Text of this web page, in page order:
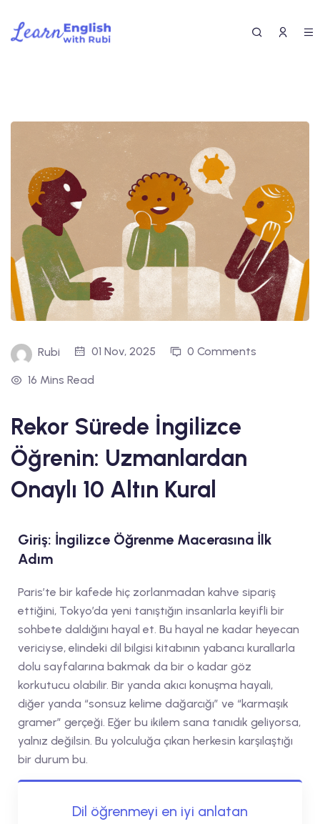
Rubi 01 Nov, 2025 0 Comments
16 Mins Read
Rekor Sürede İngilizce
Öğrenin: Uzmanlardan
Onaylı 10 Altın Kural
Giriş: İngilizce Öğrenme Macerasına İlk
Adım
Paris’te bir kafede hiç zorlanmadan kahve sipariş
ettiğini, Tokyo’da yeni tanıştığın insanlarla keyifli bir
sohbete daldığını hayal et. Bu hayal ne kadar heyecan
vericiyse, elindeki dil bilgisi kitabının yabancı kurallarla
dolu sayfalarına bakmak da bir o kadar göz
korkutucu olabilir. Bir yanda akıcı konuşma hayali,
diğer yanda “sonsuz kelime dağarcığı” ve “karmaşık
gramer” gerçeği. Eğer bu ikilem sana tanıdık geliyorsa,
yalnız değilsin. Bu yolculuğa çıkan herkesin karşılaştığı
bir durum bu.
Dil öğrenmeyi en iyi anlatan